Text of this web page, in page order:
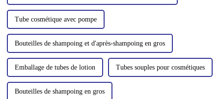
Tube cosmétique avec pompe
Bouteilles de shampoing et d'après-shampoing en gros
Emballage de tubes de lotion Tubes souples pour cosmétiques
Bouteilles de shampoing en gros